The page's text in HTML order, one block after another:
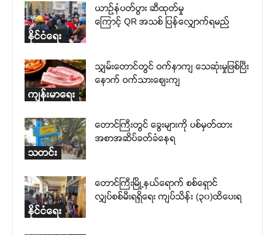
နိုင်ငံရေး
ယာဉ်နံပတ်ပွား ဆီထုတ်မှု
ကြောင့် QR အသစ် ပြန်လျှောက်ရမည်
ကျန်းမာရေး
သျှမ်းတောင်တွင် ဝက်နာကျ သေဆုံးမှုဖြစ်ပြီး
နောက် ဝက်သားစျေးကျ
သတင်း
တောင်ကြီးတွင် ခွေးများကို ပစ်မှတ်ထား
အစာအဆိပ်ခတ်ခံနေရ
နိုင်ငံရေး
တောင်ကြီးမြို့နယ်ရောက် စစ်ရှောင်
လျှပ်စစ်မီးရရှိရေး ကျပ်သိန်း (၃၀)ထိပေးရ